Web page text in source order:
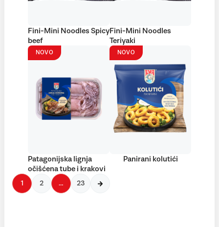
Fini-Mini Noodles Spicy
beef
Fini-Mini Noodles
Teriyaki
NOVO
Patagonijska lignja
očišćena tube i krakovi
NOVO
Panirani kolutići
1 2 … 23